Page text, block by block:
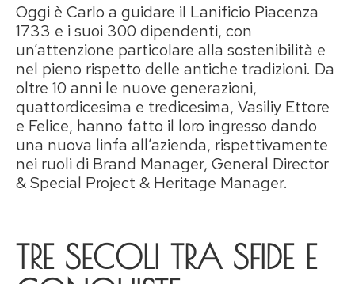
Oggi è Carlo a guidare il Lanificio Piacenza
1733 e i suoi 300 dipendenti, con
un’attenzione particolare alla sostenibilità e
nel pieno rispetto delle antiche tradizioni. Da
oltre 10 anni le nuove generazioni,
quattordicesima e tredicesima, Vasiliy Ettore
e Felice, hanno fatto il loro ingresso dando
una nuova linfa all’azienda, rispettivamente
nei ruoli di Brand Manager, General Director
& Special Project & Heritage Manager.
TRE SECOLI TRA SFIDE E